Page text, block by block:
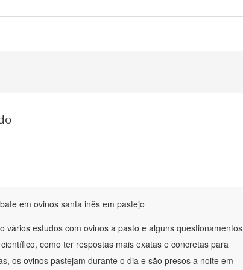
em ovinos santa inês em pastejo
vários estudos com ovinos a pasto e alguns questionamentos
como ter respostas mais exatas e concretas para
os ovinos pastejam durante o dia e são presos a noite em